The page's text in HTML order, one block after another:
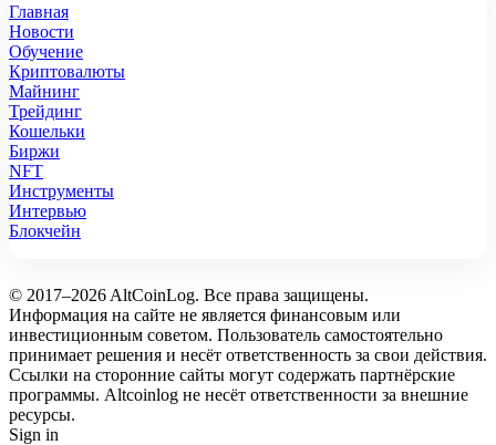
Главная
Новости
Обучение
Криптовалюты
Майнинг
Трейдинг
Кошельки
Биржи
NFT
Инструменты
Интервью
Блокчейн
© 2017–2026 AltCoinLog. Все права защищены.
Информация на сайте не является финансовым или
инвестиционным советом. Пользователь самостоятельно
принимает решения и несёт ответственность за свои действия.
Ссылки на сторонние сайты могут содержать партнёрские
программы. Altcoinlog не несёт ответственности за внешние
ресурсы.
Sign in